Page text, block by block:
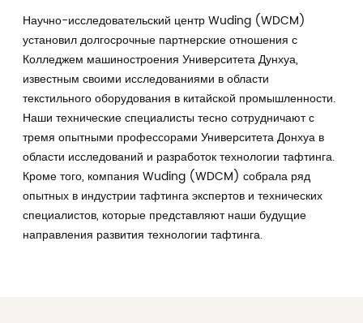
Научно-исследовательский центр Wuding (WDCM)
установил долгосрочные партнерские отношения с
Колледжем машиностроения Университета Дунхуа,
известным своими исследованиями в области
текстильного оборудования в китайской промышленности.
Наши технические специалисты тесно сотрудничают с
тремя опытными профессорами Университета Донхуа в
области исследований и разработок технологии тафтинга.
Кроме того, компания Wuding (WDCM) собрала ряд
опытных в индустрии тафтинга экспертов и технических
специалистов, которые представляют наши будущие
направления развития технологии тафтинга.